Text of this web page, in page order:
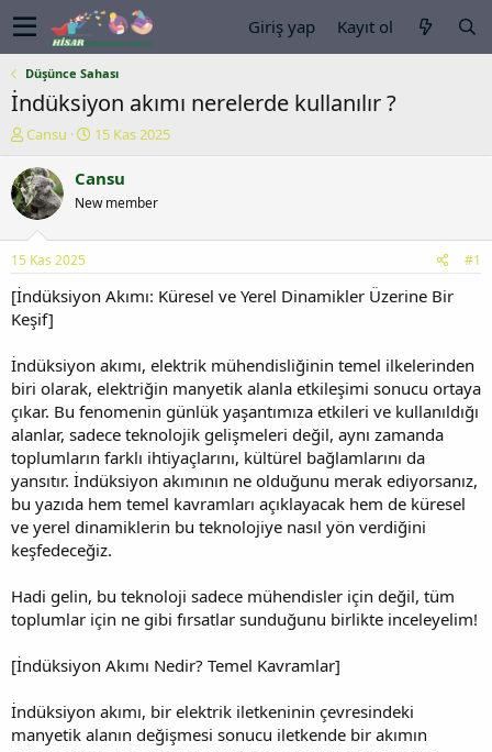
Giriş yap Kayıt ol
Düşünce Sahası
İndüksiyon akımı nerelerde kullanılır ?
K
n
u
y
b
a
ş
a
a
n
Cansu
B
ş
a
ç
i
h
i
15 Kas 2025
Cansu
New member
15 Kas 2025 #1
[İndüksiyon Akımı: Küresel ve Yerel Dinamikler Üzerine Bir
Keşif]
İndüksiyon akımı, elektrik mühendisliğinin temel ilkelerinden
biri olarak, elektriğin manyetik alanla etkileşimi sonucu ortaya
çıkar. Bu fenomenin günlük yaşantımıza etkileri ve kullanıldığı
alanlar, sadece teknolojik gelişmeleri değil, aynı zamanda
toplumların farklı ihtiyaçlarını, kültürel bağlamlarını da
yansıtır. İndüksiyon akımının ne olduğunu merak ediyorsanız,
bu yazıda hem temel kavramları açıklayacak hem de küresel
ve yerel dinamiklerin bu teknolojiye nasıl yön verdiğini
keşfedeceğiz.
Hadi gelin, bu teknoloji sadece mühendisler için değil, tüm
toplumlar için ne gibi fırsatlar sunduğunu birlikte inceleyelim!
[İndüksiyon Akımı Nedir? Temel Kavramlar]
İndüksiyon akımı, bir elektrik iletkeninin çevresindeki
manyetik alanın değişmesi sonucu iletkende bir akımın